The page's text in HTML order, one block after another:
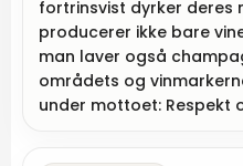
fortrinsvist dyrker deres
producerer ikke bare
man laver også
områdets og
under mottoet: Respekt